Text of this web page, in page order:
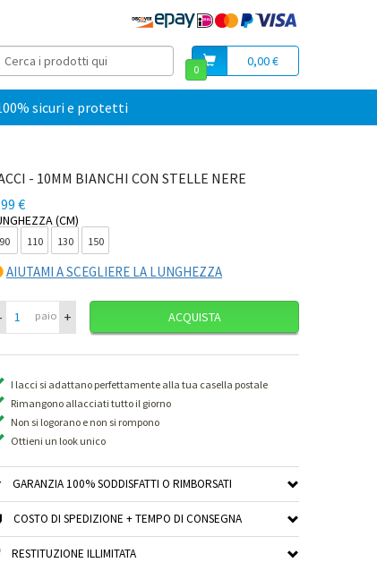
0,00 €
0
sicuri e protetti
- 10MM BIANCHI CON STELLE NERE
€
(CM)
90 110 130 150
AIUTAMI A SCEGLIERE LA LUNGHEZZA
paio + ACQUISTA
I lacci si adattano perfettamente alla tua casella postale
Rimangono allacciati tutto il giorno
Non si logorano e non si rompono
Ottieni un look unico
GARANZIA 100% SODDISFATTI O RIMBORSATI
COSTO DI SPEDIZIONE + TEMPO DI CONSEGNA
RESTITUZIONE ILLIMITATA